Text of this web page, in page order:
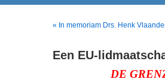
« In memoriam Drs. Henk
Een EU-
DE